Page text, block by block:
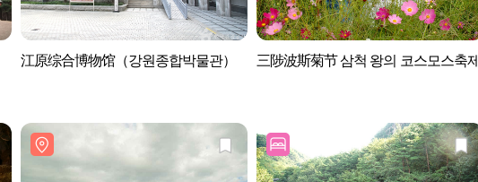
江原综合博物馆（강원종합박물관） 三陟波斯菊节 삼척 왕의 코스모스축제